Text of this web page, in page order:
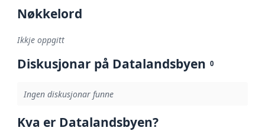
Nøkkelord
Ikkje oppgitt
Diskusjonar på Datalandsbyen 0
Ingen diskusjonar funne
Kva er Datalandsbyen?